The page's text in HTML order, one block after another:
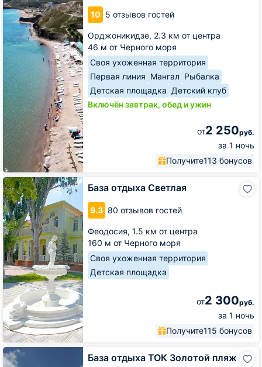
10 5 отзывов гостей
Орджоникидзе, 2.3 км от центра
46 м от Черного моря
Своя ухоженная территория
Первая линия Мангал Рыбалка
Детская площадка Детский клуб
Включён завтрак, обед и ужин
от2 250руб.
за 1 ночь
Получите113 бонусов
Виктория
База отдыха Светлая
9.3 80 отзывов гостей
Феодосия, 1.5 км от центра
160 м от Черного моря
Своя ухоженная территория
Детская площадка
от2 300руб.
за 1 ночь
Получите115 бонусов
База
отдыха
Светлая
База отдыха ТОК Золотой пляж
База
отдыха